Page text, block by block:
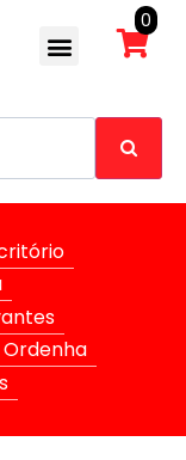
0
Ordenha